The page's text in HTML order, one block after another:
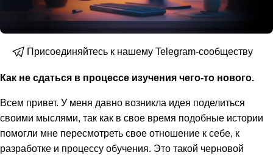
Присоединяйтесь к нашему Telegram-сообществу
Как не сдаться в процессе изучения чего-то нового.
Всем привет. У меня давно возникла идея поделиться
своими мыслями, так как в свое время подобные истории
помогли мне пересмотреть свое отношение к себе, к
разработке и процессу обучения. Это такой черновой